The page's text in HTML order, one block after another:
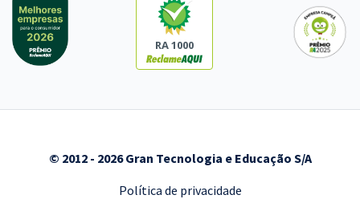
RA 1000
© 2012 - 2026 Gran Tecnologia e Educação S/A
Política de privacidade